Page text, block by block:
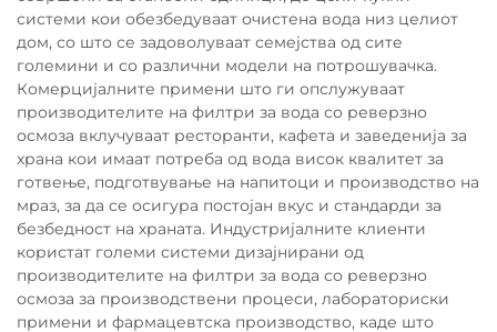
системи кои обезбедуваат очистена вода низ целиот
дом, со што се задоволуваат семејства од сите
големини и со различни модели на потрошувачка.
Комерцијалните примени што ги опслужуваат
производителите на филтри за вода со реверзно
осмоза вклучуваат ресторанти, кафета и заведенија за
храна кои имаат потреба од вода висок квалитет за
готвење, подготвување на напитоци и производство на
мраз, за да се осигура постојан вкус и стандарди за
безбедност на храната. Индустријалните клиенти
користат големи системи дизајнирани од
производителите на филтри за вода со реверзно
осмоза за производствени процеси, лабораториски
примени и фармацевтска производство, каде што